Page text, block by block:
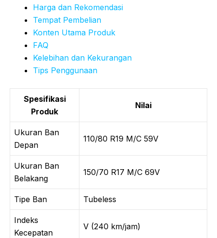
Harga dan Rekomendasi
Tempat Pembelian
Konten Utama Produk
FAQ
Kelebihan dan Kekurangan
Tips Penggunaan
Spesifikasi
Produk
Nilai
Ukuran Ban
Depan
110/80 R19 M/C 59V
Ukuran Ban
Belakang
150/70 R17 M/C 69V
Tipe Ban Tubeless
Indeks
Kecepatan
V (240 km/jam)